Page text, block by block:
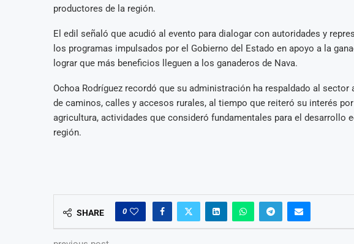
productores de la región.
El edil señaló que acudió al evento para dialogar con autoridades y
los programas impulsados por el Gobierno del Estado en apoyo a la
lograr que más beneficios lleguen a los ganaderos de Nava.
Ochoa Rodríguez recordó que su administración ha respaldado al
de caminos, calles y accesos rurales, al tiempo que reiteró su interés
agricultura, actividades que consideró fundamentales para el desarrollo
región.
SHARE 0